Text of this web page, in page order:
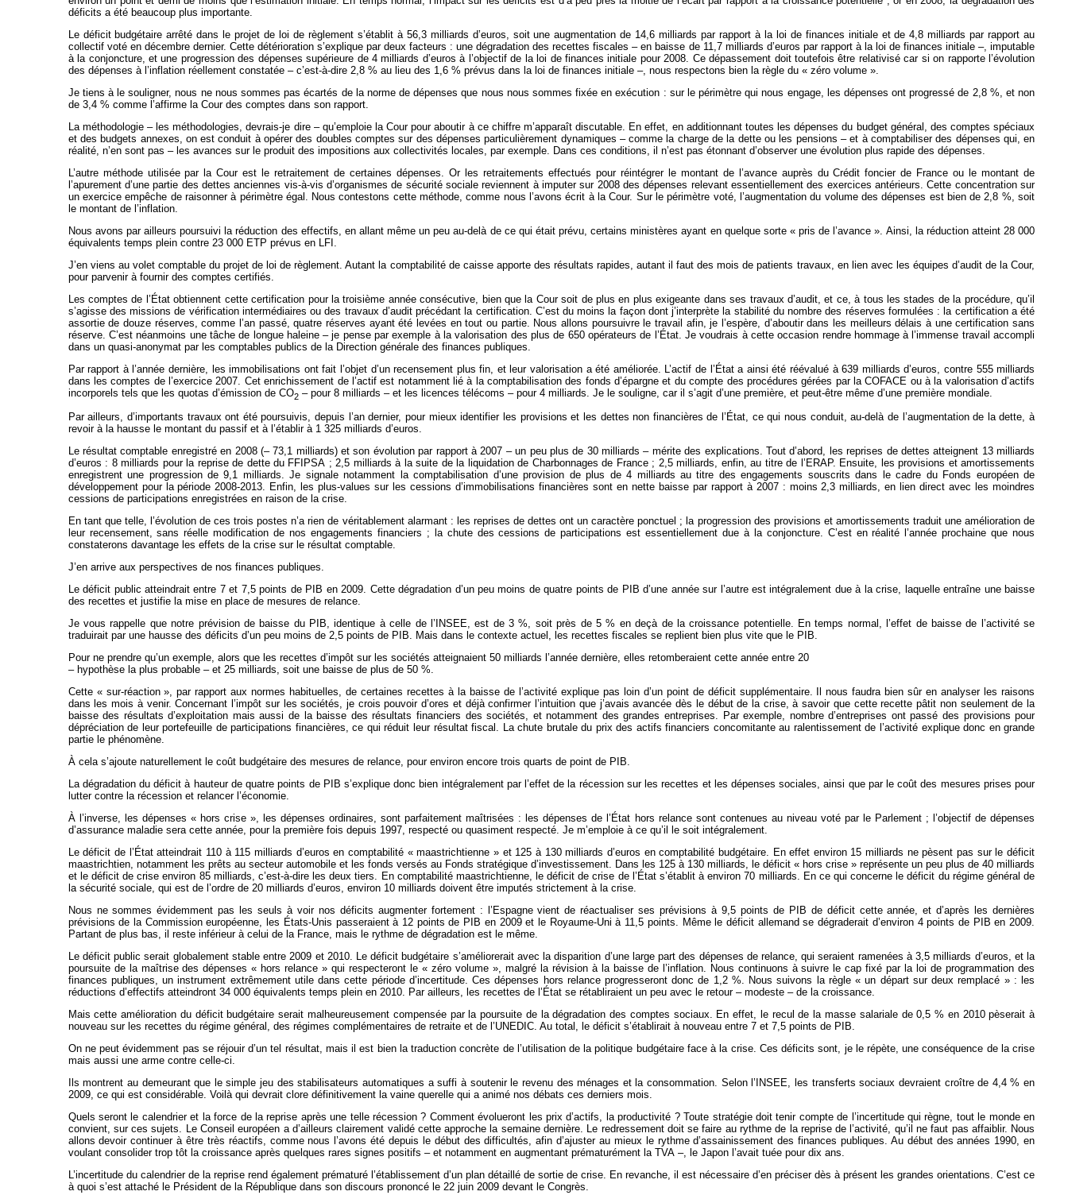
déficits a été beaucoup plus importante.
Le déficit budgétaire arrêté dans le projet de loi de règlement s’établit à 56,3 milliards d’euros, soit une augmentation de 14,6 milliards par rapport à la loi de finances initiale et de 4,8 milliards par rapport au
collectif voté en décembre dernier. Cette détérioration s’explique par deux facteurs : une dégradation des recettes fiscales – en baisse de 11,7 milliards d’euros par rapport à la loi de finances initiale –, imputable
à la conjoncture, et une progression des dépenses supérieure de 4 milliards d’euros à l’objectif de la loi de finances initiale pour 2008. Ce dépassement doit toutefois être relativisé car si on rapporte l’évolution
des dépenses à l’inflation réellement constatée – c’est-à-dire 2,8 % au lieu des 1,6 % prévus dans la loi de finances initiale –, nous respectons bien la règle du « zéro volume ».
Je tiens à le souligner, nous ne nous sommes pas écartés de la norme de dépenses que nous nous sommes fixée en exécution : sur le périmètre qui nous engage, les dépenses ont progressé de 2,8 %, et non
de 3,4 % comme l’affirme la Cour des comptes dans son rapport.
La méthodologie – les méthodologies, devrais-je dire – qu’emploie la Cour pour aboutir à ce chiffre m’apparaît discutable. En effet, en additionnant toutes les dépenses du budget général, des comptes spéciaux
et des budgets annexes, on est conduit à opérer des doubles comptes sur des dépenses particulièrement dynamiques – comme la charge de la dette ou les pensions – et à comptabiliser des dépenses qui, en
réalité, n’en sont pas – les avances sur le produit des impositions aux collectivités locales, par exemple. Dans ces conditions, il n’est pas étonnant d’observer une évolution plus rapide des dépenses.
L’autre méthode utilisée par la Cour est le retraitement de certaines dépenses. Or les retraitements effectués pour réintégrer le montant de l’avance auprès du Crédit foncier de France ou le montant de
l’apurement d’une partie des dettes anciennes vis-à-vis d’organismes de sécurité sociale reviennent à imputer sur 2008 des dépenses relevant essentiellement des exercices antérieurs. Cette concentration sur
un exercice empêche de raisonner à périmètre égal. Nous contestons cette méthode, comme nous l’avons écrit à la Cour. Sur le périmètre voté, l’augmentation du volume des dépenses est bien de 2,8 %, soit
le montant de l’inflation.
Nous avons par ailleurs poursuivi la réduction des effectifs, en allant même un peu au-delà de ce qui était prévu, certains ministères ayant en quelque sorte « pris de l’avance ». Ainsi, la réduction atteint 28 000
équivalents temps plein contre 23 000 ETP prévus en LFI.
J’en viens au volet comptable du projet de loi de règlement. Autant la comptabilité de caisse apporte des résultats rapides, autant il faut des mois de patients travaux, en lien avec les équipes d’audit de la Cour,
pour parvenir à fournir des comptes certifiés.
Les comptes de l’État obtiennent cette certification pour la troisième année consécutive, bien que la Cour soit de plus en plus exigeante dans ses travaux d’audit, et ce, à tous les stades de la procédure, qu’il
s’agisse des missions de vérification intermédiaires ou des travaux d’audit précédant la certification. C’est du moins la façon dont j’interprète la stabilité du nombre des réserves formulées : la certification a été
assortie de douze réserves, comme l’an passé, quatre réserves ayant été levées en tout ou partie. Nous allons poursuivre le travail afin, je l’espère, d’aboutir dans les meilleurs délais à une certification sans
réserve. C’est néanmoins une tâche de longue haleine – je pense par exemple à la valorisation des plus de 650 opérateurs de l’État. Je voudrais à cette occasion rendre hommage à l’immense travail accompli
dans un quasi-anonymat par les comptables publics de la Direction générale des finances publiques.
Par rapport à l’année dernière, les immobilisations ont fait l’objet d’un recensement plus fin, et leur valorisation a été améliorée. L’actif de l’État a ainsi été réévalué à 639 milliards d’euros, contre 555 milliards
dans les comptes de l’exercice 2007. Cet enrichissement de l’actif est notamment lié à la comptabilisation des fonds d’épargne et du compte des procédures gérées par la COFACE ou à la valorisation d’actifs
incorporels tels que les quotas d’émission de CO2– pour 8 milliards – et les licences télécoms – pour 4 milliards. Je le souligne, car il s’agit d’une première, et peut-être même d’une première mondiale.
Par ailleurs, d’importants travaux ont été poursuivis, depuis l’an dernier, pour mieux identifier les provisions et les dettes non financières de l’État, ce qui nous conduit, au-delà de l’augmentation de la dette, à
revoir à la hausse le montant du passif et à l’établir à 1 325 milliards d’euros.
Le résultat comptable enregistré en 2008 (– 73,1 milliards) et son évolution par rapport à 2007 – un peu plus de 30 milliards – mérite des explications. Tout d’abord, les reprises de dettes atteignent 13 milliards
d’euros : 8 milliards pour la reprise de dette du FFIPSA ; 2,5 milliards à la suite de la liquidation de Charbonnages de France ; 2,5 milliards, enfin, au titre de l’ERAP. Ensuite, les provisions et amortissements
enregistrent une progression de 9,1 milliards. Je signale notamment la comptabilisation d’une provision de plus de 4 milliards au titre des engagements souscrits dans le cadre du Fonds européen de
développement pour la période 2008-2013. Enfin, les plus-values sur les cessions d’immobilisations financières sont en nette baisse par rapport à 2007 : moins 2,3 milliards, en lien direct avec les moindres
cessions de participations enregistrées en raison de la crise.
En tant que telle, l’évolution de ces trois postes n’a rien de véritablement alarmant : les reprises de dettes ont un caractère ponctuel ; la progression des provisions et amortissements traduit une amélioration de
leur recensement, sans réelle modification de nos engagements financiers ; la chute des cessions de participations est essentiellement due à la conjoncture. C’est en réalité l’année prochaine que nous
constaterons davantage les effets de la crise sur le résultat comptable.
J’en arrive aux perspectives de nos finances publiques.
Le déficit public atteindrait entre 7 et 7,5 points de PIB en 2009. Cette dégradation d’un peu moins de quatre points de PIB d’une année sur l’autre est intégralement due à la crise, laquelle entraîne une baisse
des recettes et justifie la mise en place de mesures de relance.
Je vous rappelle que notre prévision de baisse du PIB, identique à celle de l’INSEE, est de 3 %, soit près de 5 % en deçà de la croissance potentielle. En temps normal, l’effet de baisse de l’activité se
traduirait par une hausse des déficits d’un peu moins de 2,5 points de PIB. Mais dans le contexte actuel, les recettes fiscales se replient bien plus vite que le PIB.
Pour ne prendre qu’un exemple, alors que les recettes d’impôt sur les sociétés atteignaient 50 milliards l’année dernière, elles retomberaient cette année entre 20
– hypothèse la plus probable – et 25 milliards, soit une baisse de plus de 50 %.
Cette « sur-réaction », par rapport aux normes habituelles, de certaines recettes à la baisse de l’activité explique pas loin d’un point de déficit supplémentaire. Il nous faudra bien sûr en analyser les raisons
dans les mois à venir. Concernant l’impôt sur les sociétés, je crois pouvoir d’ores et déjà confirmer l’intuition que j’avais avancée dès le début de la crise, à savoir que cette recette pâtit non seulement de la
baisse des résultats d’exploitation mais aussi de la baisse des résultats financiers des sociétés, et notamment des grandes entreprises. Par exemple, nombre d’entreprises ont passé des provisions pour
dépréciation de leur portefeuille de participations financières, ce qui réduit leur résultat fiscal. La chute brutale du prix des actifs financiers concomitante au ralentissement de l’activité explique donc en grande
partie le phénomène.
À cela s’ajoute naturellement le coût budgétaire des mesures de relance, pour environ encore trois quarts de point de PIB.
La dégradation du déficit à hauteur de quatre points de PIB s’explique donc bien intégralement par l’effet de la récession sur les recettes et les dépenses sociales, ainsi que par le coût des mesures prises pour
lutter contre la récession et relancer l’économie.
À l’inverse, les dépenses « hors crise », les dépenses ordinaires, sont parfaitement maîtrisées : les dépenses de l’État hors relance sont contenues au niveau voté par le Parlement ; l’objectif de dépenses
d’assurance maladie sera cette année, pour la première fois depuis 1997, respecté ou quasiment respecté. Je m’emploie à ce qu’il le soit intégralement.
Le déficit de l’État atteindrait 110 à 115 milliards d’euros en comptabilité « maastrichtienne » et 125 à 130 milliards d’euros en comptabilité budgétaire. En effet environ 15 milliards ne pèsent pas sur le déficit
maastrichtien, notamment les prêts au secteur automobile et les fonds versés au Fonds stratégique d’investissement. Dans les 125 à 130 milliards, le déficit « hors crise » représente un peu plus de 40 milliards
et le déficit de crise environ 85 milliards, c’est-à-dire les deux tiers. En comptabilité maastrichtienne, le déficit de crise de l’État s’établit à environ 70 milliards. En ce qui concerne le déficit du régime général de
la sécurité sociale, qui est de l’ordre de 20 milliards d’euros, environ 10 milliards doivent être imputés strictement à la crise.
Nous ne sommes évidemment pas les seuls à voir nos déficits augmenter fortement : l’Espagne vient de réactualiser ses prévisions à 9,5 points de PIB de déficit cette année, et d’après les dernières
prévisions de la Commission européenne, les États-Unis passeraient à 12 points de PIB en 2009 et le Royaume-Uni à 11,5 points. Même le déficit allemand se dégraderait d’environ 4 points de PIB en 2009.
Partant de plus bas, il reste inférieur à celui de la France, mais le rythme de dégradation est le même.
Le déficit public serait globalement stable entre 2009 et 2010. Le déficit budgétaire s’améliorerait avec la disparition d’une large part des dépenses de relance, qui seraient ramenées à 3,5 milliards d’euros, et la
poursuite de la maîtrise des dépenses « hors relance » qui respecteront le « zéro volume », malgré la révision à la baisse de l’inflation. Nous continuons à suivre le cap fixé par la loi de programmation des
finances publiques, un instrument extrêmement utile dans cette période d’incertitude. Ces dépenses hors relance progresseront donc de 1,2 %. Nous suivons la règle « un départ sur deux remplacé » : les
réductions d’effectifs atteindront 34 000 équivalents temps plein en 2010. Par ailleurs, les recettes de l’État se rétabliraient un peu avec le retour – modeste – de la croissance.
Mais cette amélioration du déficit budgétaire serait malheureusement compensée par la poursuite de la dégradation des comptes sociaux. En effet, le recul de la masse salariale de 0,5 % en 2010 pèserait à
nouveau sur les recettes du régime général, des régimes complémentaires de retraite et de l’UNEDIC. Au total, le déficit s’établirait à nouveau entre 7 et 7,5 points de PIB.
On ne peut évidemment pas se réjouir d’un tel résultat, mais il est bien la traduction concrète de l’utilisation de la politique budgétaire face à la crise. Ces déficits sont, je le répète, une conséquence de la crise
mais aussi une arme contre celle-ci.
Ils montrent au demeurant que le simple jeu des stabilisateurs automatiques a suffi à soutenir le revenu des ménages et la consommation. Selon l’INSEE, les transferts sociaux devraient croître de 4,4 % en
2009, ce qui est considérable. Voilà qui devrait clore définitivement la vaine querelle qui a animé nos débats ces derniers mois.
Quels seront le calendrier et la force de la reprise après une telle récession ? Comment évolueront les prix d’actifs, la productivité ? Toute stratégie doit tenir compte de l’incertitude qui règne, tout le monde en
convient, sur ces sujets. Le Conseil européen a d’ailleurs clairement validé cette approche la semaine dernière. Le redressement doit se faire au rythme de la reprise de l’activité, qu’il ne faut pas affaiblir. Nous
allons devoir continuer à être très réactifs, comme nous l’avons été depuis le début des difficultés, afin d’ajuster au mieux le rythme d’assainissement des finances publiques. Au début des années 1990, en
voulant consolider trop tôt la croissance après quelques rares signes positifs – et notamment en augmentant prématurément la TVA –, le Japon l’avait tuée pour dix ans.
L’incertitude du calendrier de la reprise rend également prématuré l’établissement d’un plan détaillé de sortie de crise. En revanche, il est nécessaire d’en préciser dès à présent les grandes orientations. C’est ce
à quoi s’est attaché le Président de la République dans son discours prononcé le 22 juin 2009 devant le Congrès.